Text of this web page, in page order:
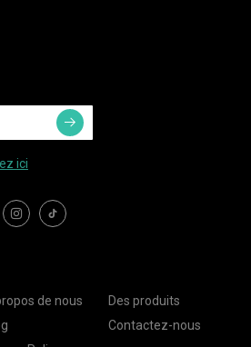
ici
de nous
Des produits
Contactez-nous